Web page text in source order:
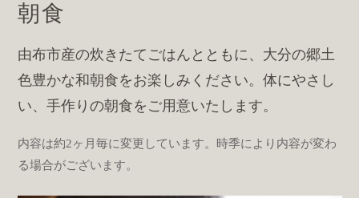
朝食
由布市産の炊きたてごはんとともに、大分の郷土
色豊かな和朝食をお楽しみください。体にやさし
い、手作りの朝食をご用意いたします。
内容は約2ヶ月毎に変更しています。時季により内容が変わ
る場合がございます。